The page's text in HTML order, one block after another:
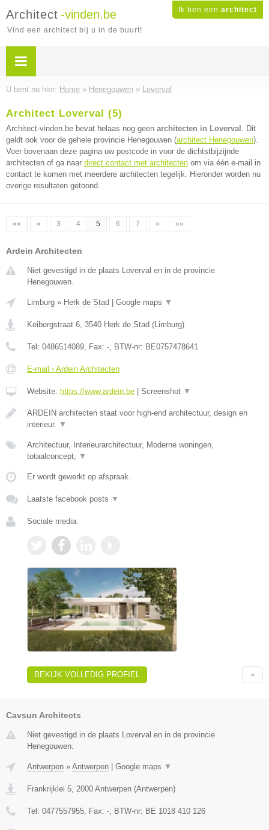
Ik ben een architect
Architect -vinden.be
Vind een architect bij u in de buurt!
U bent nu hier: Home » Henegouwen » Loverval
Architect Loverval (5)
Architect-vinden.be bevat helaas nog geen architecten in Loverval . Dit
geldt ook voor de gehele provincie Henegouwen (architect Henegouwen).
Voer bovenaan deze pagina uw postcode in voor de dichtstbijzijnde
architecten of ga naar direct contact met architecten om via één e-mail in
contact te komen met meerdere architecten tegelijk. Hieronder worden nu
overige resultaten getoond.
«« « 3 4 5 6 7 » »»
Ardein Architecten
Niet gevestigd in de plaats Loverval en in de provincie
Henegouwen.
Limburg » Herk de Stad Google maps ▼
Keibergstraat 6, 3540 Herk de Stad (Limburg)
Tel: 0486514089, Fax: -, BTW-nr: BE0757478641
E-mail › Ardein Architecten
Website: https://www.ardein.be Screenshot ▼
ARDEIN architecten staat voor high-end architectuur, design en
interieur. ▼
Architectuur, Interieurarchitectuur, Moderne woningen,
totaalconcept, ▼
Er wordt gewerkt op afspraak.
Laatste facebook posts ▼
Sociale media:
BEKIJK VOLLEDIG PROFIEL
Cavsun Architects
Niet gevestigd in de plaats Loverval en in de provincie
Henegouwen.
Antwerpen » Antwerpen Google maps ▼
Frankrijklei 5 2000 Antwerpen (Antwerpen)
Tel: 0477557955 , Fax: - , BTW-nr: BE 1018 410 126